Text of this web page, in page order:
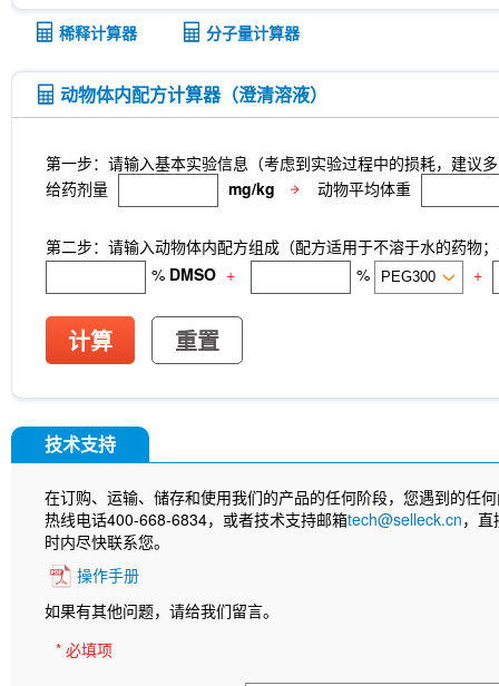
稀释计算器 分子量计算器
动物体内配方计算器（澄清溶液）
第一步：请输入基本实验信息（考虑到实验过程中的损耗，建议
给药剂量
mg/kg 动物平均体重
第二步：请输入动物体内配方组成（配方适用于不溶于水的药物
% DMSO + % +
计算 重置
技术支持
在订购、运输、储存和使用我们的产品的任何阶段，您遇到的任
热线电话400-668-6834，或者技术支持邮箱tech@selleck.cn，
时内尽快联系您。
操作手册
如果有其他问题，请给我们留言。
* 必填项